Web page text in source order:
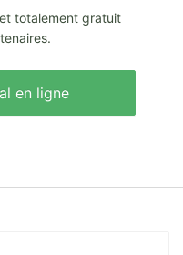
totalement gratuit
en ligne